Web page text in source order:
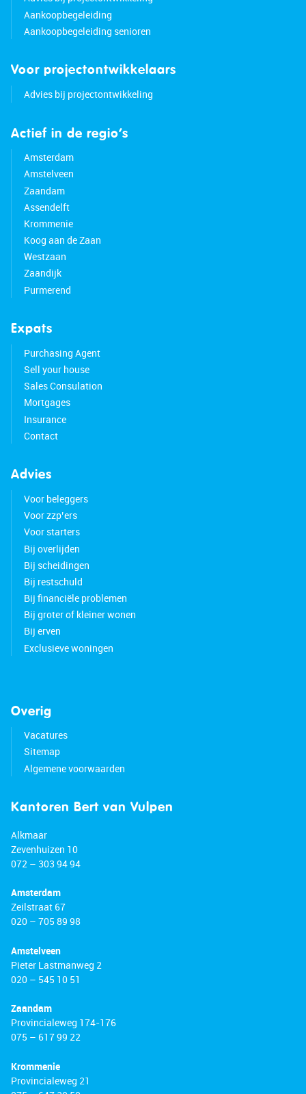
Aankoopbegeleiding
Aankoopbegeleiding senioren
Voor projectontwikkelaars
Advies bij projectontwikkeling
Actief in de regio’s
Amsterdam
Amstelveen
Zaandam
Assendelft
Krommenie
Koog aan de Zaan
Westzaan
Zaandijk
Purmerend
Expats
Purchasing Agent
Sell your house
Sales Consulation
Mortgages
Insurance
Contact
Advies
Voor beleggers
Voor zzp’ers
Voor starters
Bij overlijden
Bij scheidingen
Bij restschuld
Bij financiële problemen
Bij groter of kleiner wonen
Bij erven
Exclusieve woningen
Overig
Vacatures
Sitemap
Algemene voorwaarden
Kantoren Bert van Vulpen
Alkmaar
Zevenhuizen 10
072 – 303 94 94
Amsterdam
Zeilstraat 67
020 – 705 89 98
Amstelveen
Pieter Lastmanweg 2
020 – 545 10 51
Zaandam
Provincialeweg 174-176
075 – 617 99 22
Krommenie
Provincialeweg 21